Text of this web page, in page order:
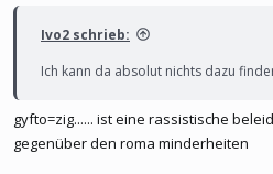
Ivo2 schrieb:
Ich kann da absolut nichts dazu
gyfto=zig...... ist eine rassistische
gegenüber den roma minderheiten